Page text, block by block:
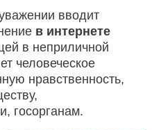
вводит
в интернете
в неприличной
человеческое
нравственность,
госорганам.